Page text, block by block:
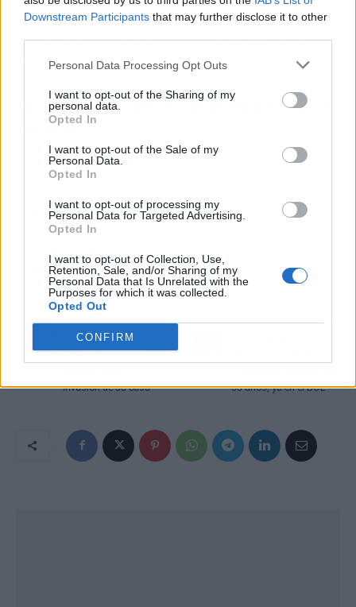
Downstream Participants that may further disclose it to other
Personal Data Processing Opt Outs
I want to opt-out of the Sharing of my
personal data.
Opted In
I want to opt-out of the Sale of my
Personal Data.
Opted In
I want to opt-out of processing my
Personal Data for Targeted Advertising.
Opted In
I want to opt-out of Collection, Use,
Retention, Sale, and/or Sharing of my
Personal Data that Is Unrelated with the
Purposes for which it was collected.
Opted Out
CONFIRM
persona con un sueldo mileurista no es
considerada pobre pero no puede vivir sola.
Algo falla.
En resumen (para tu bolsillo y tu salud
mental)
¿Qué ha cambiado?
Un nuevo informe de FUNCAS confirma
que el 60% de los jóvenes no cubre gastos.
¿A quién afecta exactamente?A los menores de 35, sobre
todo si viven de alquiler en ciudades.
¿Qué puedes hacer al respecto?
Revisar ayudas como el
Bono Alquiler Joven y exigir políticas de vivienda reales.
Dylan Sprouse y Barbara
Palvin anuncian su
invasión de su casa
35 años, ya en el BOE